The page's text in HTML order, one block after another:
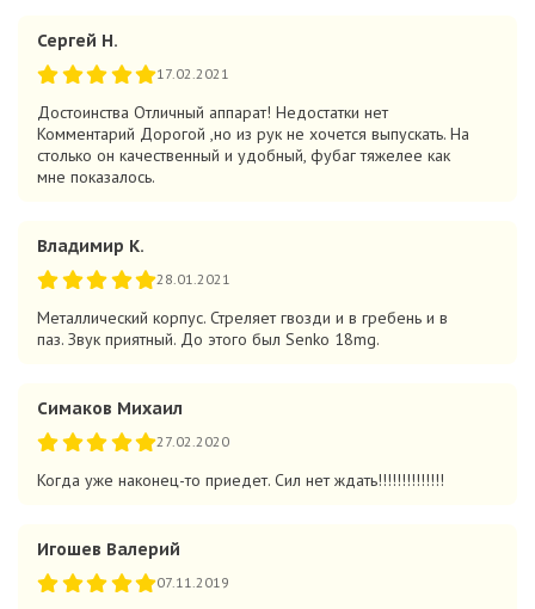
Сергей Н.
17.02.2021
Достоинства Отличный аппарат! Недостатки нет
Комментарий Дорогой ,но из рук не хочется выпускать. На
столько он качественный и удобный, фубаг тяжелее как
мне показалось.
Владимир К.
28.01.2021
Металлический корпус. Стреляет гвозди и в гребень и в
паз. Звук приятный. До этого был Senko 18mg.
Симаков Михаил
27.02.2020
Когда уже наконец-то приедет. Сил нет ждать!!!!!!!!!!!!!!
Игошев Валерий
07.11.2019